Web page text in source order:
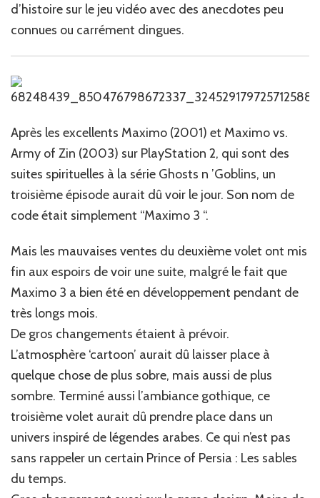
d’histoire sur le jeu vidéo avec des anecdotes peu
connues ou carrément dingues.
Après les excellents Maximo (2001) et Maximo vs.
Army of Zin (2003) sur PlayStation 2, qui sont des
suites spirituelles à la série Ghosts n ’Goblins, un
troisième épisode aurait dû voir le jour. Son nom de
code était simplement “Maximo 3 “.
Mais les mauvaises ventes du deuxième volet ont mis
fin aux espoirs de voir une suite, malgré le fait que
Maximo 3 a bien été en développement pendant de
très longs mois.
De gros changements étaient à prévoir.
L’atmosphère ‘cartoon’ aurait dû laisser place à
quelque chose de plus sobre, mais aussi de plus
sombre. Terminé aussi l’ambiance gothique, ce
troisième volet aurait dû prendre place dans un
univers inspiré de légendes arabes. Ce qui n’est pas
sans rappeler un certain Prince of Persia : Les sables
du temps.